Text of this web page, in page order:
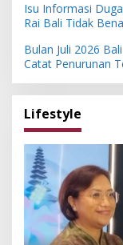
Isu Informasi
Rai Bali Tidak
Bulan Juli 2026
Catat Penurunan
Lifestyle